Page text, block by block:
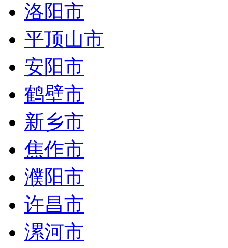
洛阳市
平顶山市
安阳市
鹤壁市
新乡市
焦作市
濮阳市
许昌市
漯河市